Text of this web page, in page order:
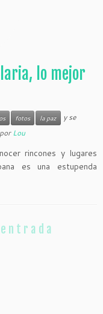
lo mejor
fotos la paz
y se
porLou
rincones y lugares
es una estupenda